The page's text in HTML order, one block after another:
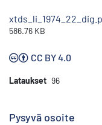
586.76 KB
CC BY 4.0
Lataukset 96
Pysyvä osoite